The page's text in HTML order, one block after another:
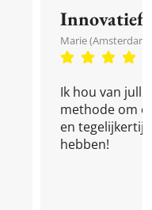
Innovatief
Marie
Ik hou van
methode om
en
hebben!